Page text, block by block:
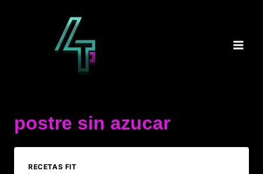
postre sin azucar
RECETAS FIT